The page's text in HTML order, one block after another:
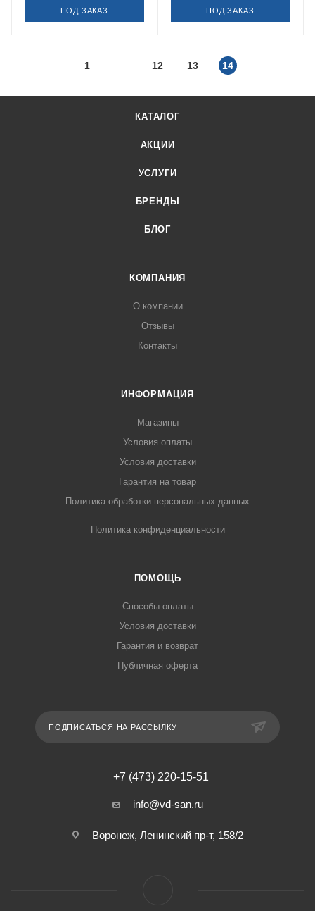
ПОД ЗАКАЗ ПОД ЗАКАЗ
1 12 13 14
КАТАЛОГ
АКЦИИ
УСЛУГИ
БРЕНДЫ
БЛОГ
КОМПАНИЯ
О компании
Отзывы
Контакты
ИНФОРМАЦИЯ
Магазины
Условия оплаты
Условия доставки
Гарантия на товар
Политика обработки персональных данных
Политика конфиденциальности
ПОМОЩЬ
Способы оплаты
Условия доставки
Гарантия и возврат
Публичная оферта
ПОДПИСАТЬСЯ НА РАССЫЛКУ
+7 (473) 220-15-51
info@vd-san.ru
Воронеж, Ленинский пр-т, 158/2